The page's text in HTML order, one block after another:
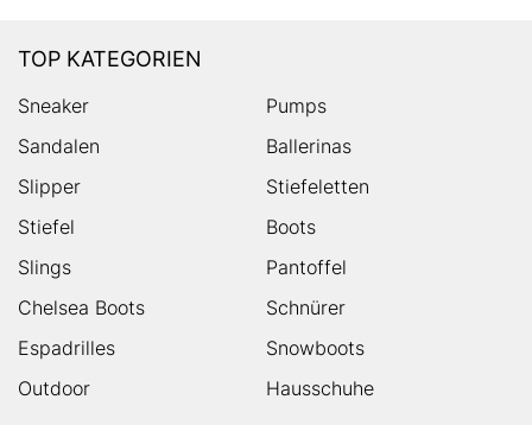
TOP KATEGORIEN
Sneaker
Pumps
Sandalen
Ballerinas
Slipper
Stiefeletten
Stiefel
Boots
Slings
Pantoffel
Chelsea Boots
Schnürer
Espadrilles
Snowboots
Outdoor
Hausschuhe